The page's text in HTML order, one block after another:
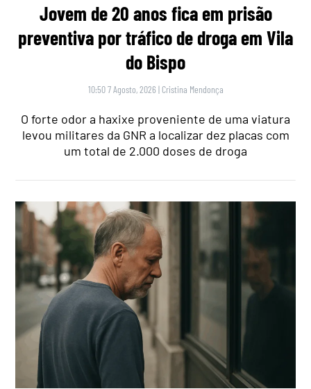
Jovem de 20 anos fica em prisão
preventiva por tráfico de droga em Vila
do Bispo
10:50 7 Agosto, 2026 | Cristina Mendonça
O forte odor a haxixe proveniente de uma viatura
levou militares da GNR a localizar dez placas com
um total de 2.000 doses de droga